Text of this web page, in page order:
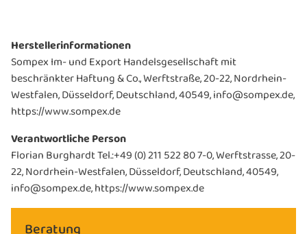
Herstellerinformationen
Sompex Im- und Export Handelsgesellschaft mit
beschränkter Haftung & Co., Werftstraße, 20-22, Nordrhein-
Westfalen, Düsseldorf, Deutschland, 40549, info@sompex.de,
https://www.sompex.de
Verantwortliche Person
Florian Burghardt Tel.:+49 (0) 211 522 80 7-0, Werftstrasse, 20-
22, Nordrhein-Westfalen, Düsseldorf, Deutschland, 40549,
info@sompex.de, https://www.sompex.de